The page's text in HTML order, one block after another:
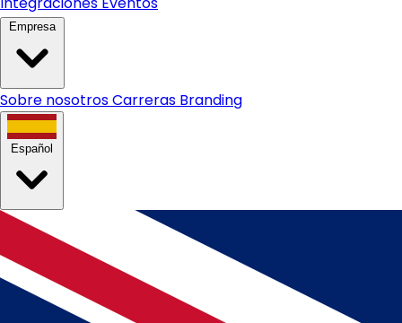
Empresa
Sobre nosotrosCarreras Branding
Español